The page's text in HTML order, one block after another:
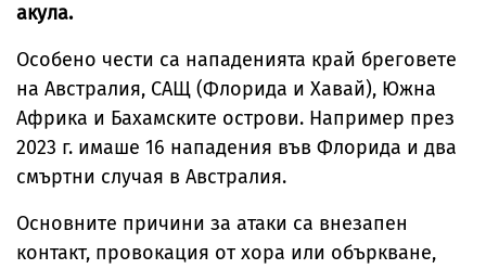
акула.
Особено чести са нападенията край бреговете
на Австралия, САЩ (Флорида и Хавай), Южна
Африка и Бахамските острови. Например през
2023 г. имаше 16 нападения във Флорида и два
смъртни случая в Австралия.
Основните причини за атаки са внезапен
контакт, провокация от хора или объркване,